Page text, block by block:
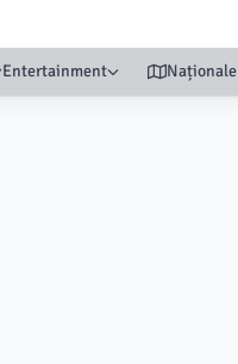
Entertainment Naționale